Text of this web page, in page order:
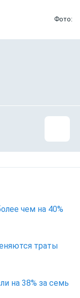
Фото:
чем на 40%
траты
на 38% за семь